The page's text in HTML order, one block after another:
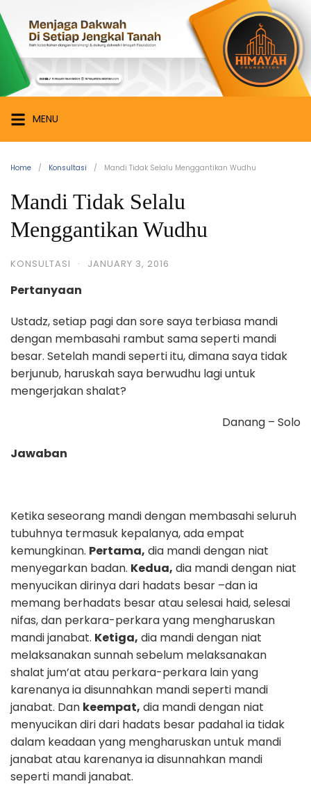
to
content
Himayah
Foundation
Menjaga
Dakwah
di
Setiap
Jengkal
MENU
Home Konsultasi Mandi Tidak Selalu Menggantikan Wudhu
Mandi Tidak Selalu
Menggantikan Wudhu
KONSULTASI · JANUARY 3, 2016
Pertanyaan
Ustadz, setiap pagi dan sore saya terbiasa mandi
dengan membasahi rambut sama seperti mandi
besar. Setelah mandi seperti itu, dimana saya tidak
berjunub, haruskah saya berwudhu lagi untuk
mengerjakan shalat?
Danang – Solo
Jawaban
Ketika seseorang mandi dengan membasahi seluruh
tubuhnya termasuk kepalanya, ada empat
kemungkinan. Pertama, dia mandi dengan niat
menyegarkan badan. Kedua, dia mandi dengan niat
menyucikan dirinya dari hadats besar –dan ia
memang berhadats besar atau selesai haid, selesai
nifas, dan perkara-perkara yang mengharuskan
mandi janabat. Ketiga, dia mandi dengan niat
melaksanakan sunnah sebelum melaksanakan
shalat jum’at atau perkara-perkara lain yang
karenanya ia disunnahkan mandi seperti mandi
janabat. Dan keempat, dia mandi dengan niat
menyucikan diri dari hadats besar padahal ia tidak
dalam keadaan yang mengharuskan untuk mandi
janabat atau karenanya ia disunnahkan mandi
seperti mandi janabat.